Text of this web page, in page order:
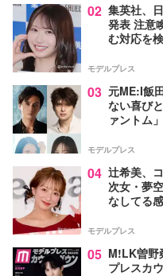
02 集英社、
発表 注意
む対応を検
モデルプレス
03 元ME:I飯
ない喜び
ァントム
モデルプレス
04 辻希美、
次女・夢
なしてる
モデルプレス
05 M!LK曽野
プレスカ